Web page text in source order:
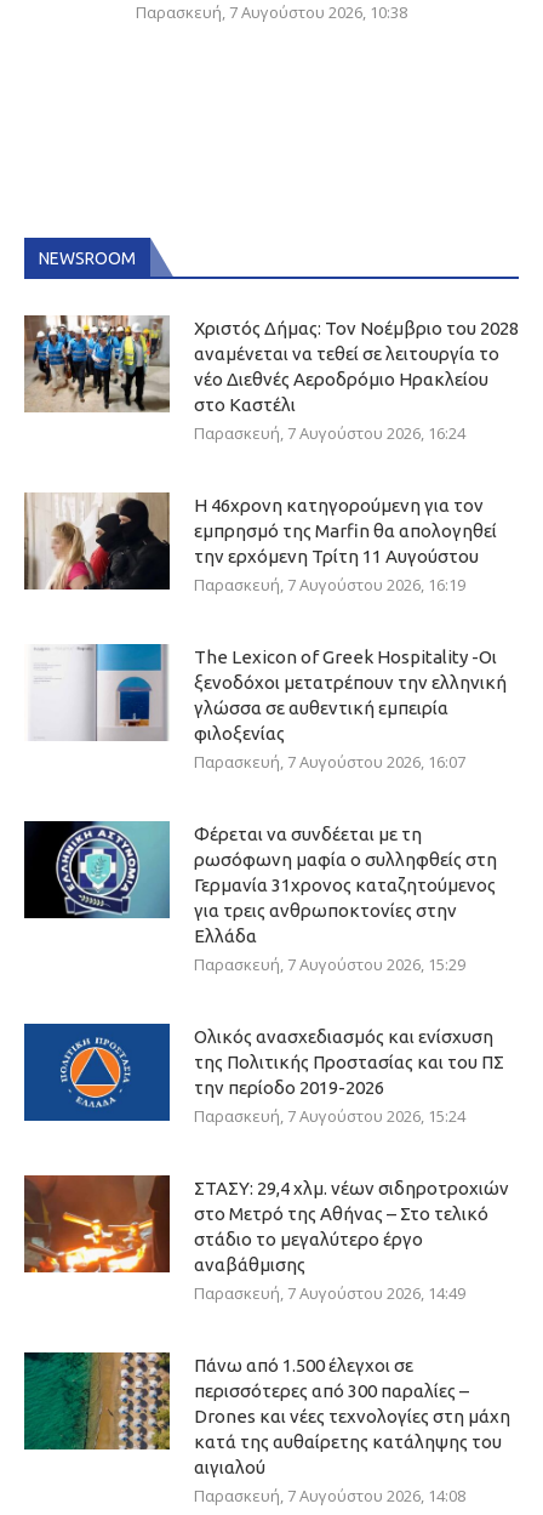
Παρασκευή, 7 Αυγούστου 2026, 10:38
NEWSROOM
Χριστός Δήμας: Τον Νοέμβριο του 2028
αναμένεται να τεθεί σε λειτουργία το
νέο Διεθνές Αεροδρόμιο Ηρακλείου
στο Καστέλι
Παρασκευή, 7 Αυγούστου 2026, 16:24
Η 46χρονη κατηγορούμενη για τον
εμπρησμό της Marfin θα απολογηθεί
την ερχόμενη Τρίτη 11 Αυγούστου
Παρασκευή, 7 Αυγούστου 2026, 16:19
The Lexicon of Greek Hospitality -Οι
ξενοδόχοι μετατρέπουν την ελληνική
γλώσσα σε αυθεντική εμπειρία
φιλοξενίας
Παρασκευή, 7 Αυγούστου 2026, 16:07
Φέρεται να συνδέεται με τη
ρωσόφωνη μαφία ο συλληφθείς στη
Γερμανία 31χρονος καταζητούμενος
για τρεις ανθρωποκτονίες στην
Ελλάδα
Παρασκευή, 7 Αυγούστου 2026, 15:29
Ολικός ανασχεδιασμός και ενίσχυση
της Πολιτικής Προστασίας και του ΠΣ
την περίοδο 2019-2026
Παρασκευή, 7 Αυγούστου 2026, 15:24
ΣΤΑΣΥ: 29,4 χλμ. νέων σιδηροτροχιών
στο Μετρό της Αθήνας – Στο τελικό
στάδιο το μεγαλύτερο έργο
αναβάθμισης
Παρασκευή, 7 Αυγούστου 2026, 14:49
Πάνω από 1.500 έλεγχοι σε
περισσότερες από 300 παραλίες –
Drones και νέες τεχνολογίες στη μάχη
κατά της αυθαίρετης κατάληψης του
αιγιαλού
Παρασκευή, 7 Αυγούστου 2026, 14:08